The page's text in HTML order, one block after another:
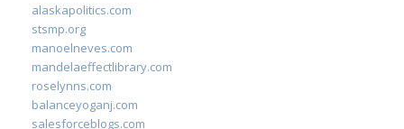
alaskapolitics.com
stsmp.org
manoelneves.com
mandelaeffectlibrary.com
roselynns.com
balanceyoganj.com
salesforceblogs.com